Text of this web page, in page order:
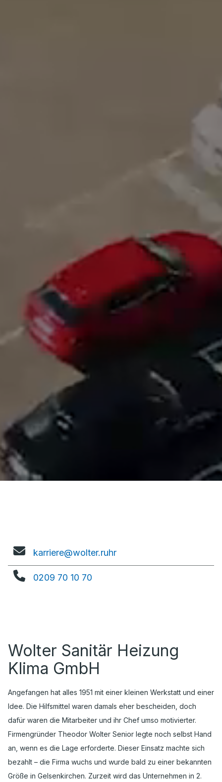
karriere@wolter.ruhr
0209 70 10 70
Wolter Sanitär Heizung
Klima GmbH
Angefangen hat alles 1951 mit einer kleinen Werkstatt und einer
Idee. Die Hilfsmittel waren damals eher bescheiden, doch
dafür waren die Mitarbeiter und ihr Chef umso motivierter.
Firmengründer Theodor Wolter Senior legte noch selbst Hand
an, wenn es die Lage erforderte. Dieser Einsatz machte sich
bezahlt – die Firma wuchs und wurde bald zu einer bekannten
Größe in Gelsenkirchen. Zurzeit wird das Unternehmen in 2.